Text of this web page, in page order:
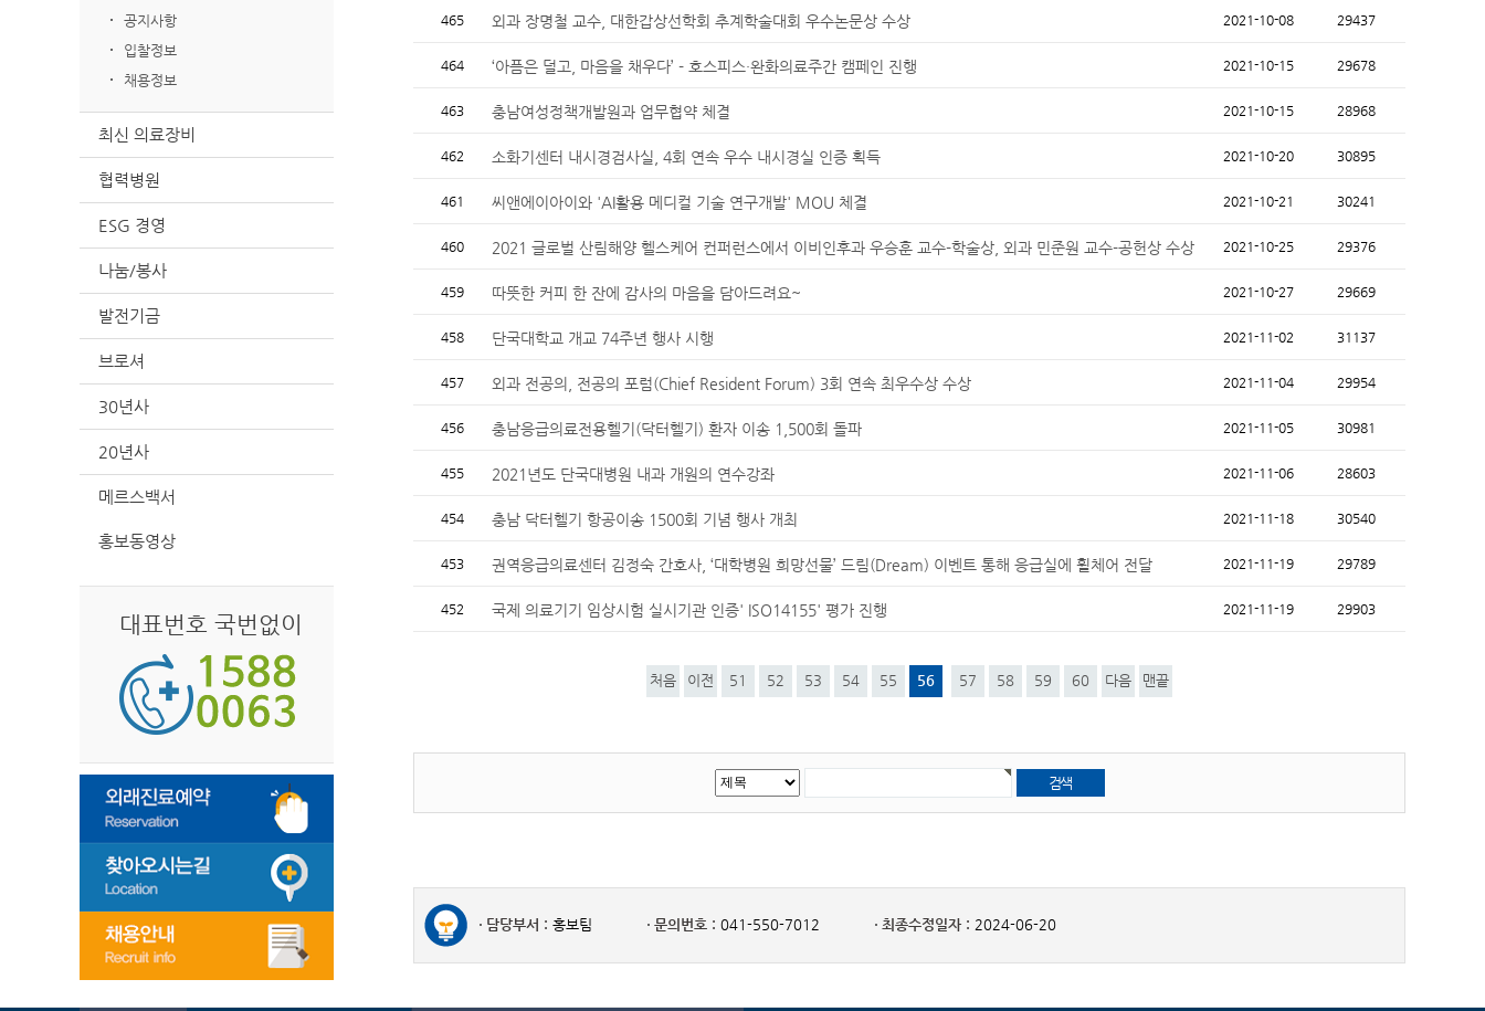
공지사항
입찰정보
채용정보
최신 의료장비
협력병원
ESG 경영
나눔/봉사
발전기금
브로셔
30년사
20년사
메르스백서
홍보동영상
대표번호 국번없이
465 외과 장명철 교수, 대한갑상선학회 추계학술대회 우수논문상 수상 2021-10-08 29437
464 ‘아픔은 덜고, 마음을 채우다’ - 호스피스·완화의료주간 캠페인 진행 2021-10-15 29678
463 충남여성정책개발원과 업무협약 체결 2021-10-15 28968
462 소화기센터 내시경검사실, 4회 연속 우수 내시경실 인증 획득 2021-10-20 30895
461 씨앤에이아이와 'AI활용 메디컬 기술 연구개발' MOU 체결 2021-10-21 30241
460 2021 글로벌 산림해양 헬스케어 컨퍼런스에서 이비인후과 우승훈 교수-학술상, 외과 민준원 교수-공헌상 수상 2021-10-25 29376
459 따뜻한 커피 한 잔에 감사의 마음을 담아드려요~ 2021-10-27 29669
458 단국대학교 개교 74주년 행사 시행 2021-11-02 31137
457 외과 전공의, 전공의 포럼(Chief Resident Forum) 3회 연속 최우수상 수상 2021-11-04 29954
456 충남응급의료전용헬기(닥터헬기) 환자 이송 1,500회 돌파 2021-11-05 30981
455 2021년도 단국대병원 내과 개원의 연수강좌 2021-11-06 28603
454 충남 닥터헬기 항공이송 1500회 기념 행사 개최 2021-11-18 30540
453 권역응급의료센터 김정숙 간호사, ‘대학병원 희망선물’ 드림(Dream) 이벤트 통해 응급실에 휠체어 전달 2021-11-19 29789
452 국제 의료기기 임상시험 실시기관 인증' ISO14155' 평가 진행 2021-11-19 29903
처음 이전 51 52 53 54 55 56 57 58 59 60 다음 맨끝
담당부서 : 홍보팀 문의번호 : 041-550-7012 최종수정일자 : 2024-06-20